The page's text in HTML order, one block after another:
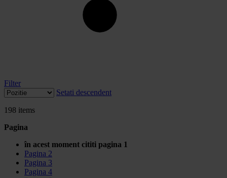
Filter
Setati descendent
198 items
Pagina
în acest moment cititi pagina 1
Pagina 2
Pagina 3
Pagina 4